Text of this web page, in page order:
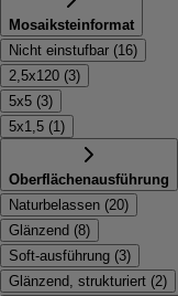
Mosaiksteinformat
Nicht einstufbar (16)
2,5x120 (3)
5x5 (3)
5x1,5 (1 )
Oberflächenausführung
Naturbelassen (20)
Glänzend (8)
Soft-ausführung (3)
Glänzend, strukturiert (2)